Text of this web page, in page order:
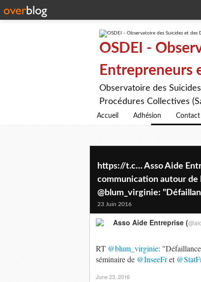
OSDEI -
Entrepreneurs
Observatoire des
Procédures Collectives
Accueil Adhésion Contact
https://t.c… Asso Aide
communication autour de
@blum_virginie:
23 Juin 2016
RT @blum_virginie:
séminaire de @InseeFret
Asso Aide Entreprise (
June 23, 2016